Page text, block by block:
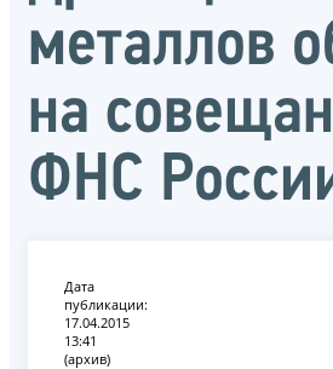
металлов
на
ФНС
Дата
публикации:
17.04.2015
13:41
(архив)